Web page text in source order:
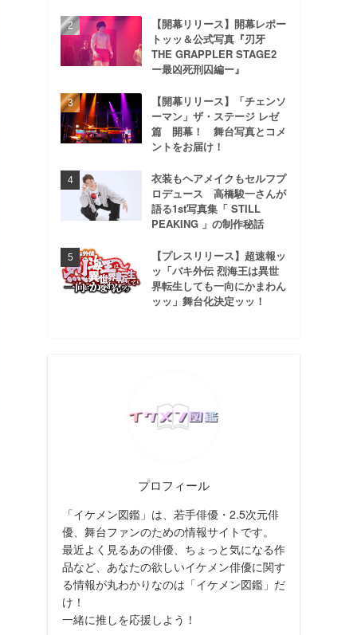
【開幕リリース】開幕レポー
トッッ＆公式写真『刃牙
THE GRAPPLER STAGE2
ー最凶死刑囚編ー』
【開幕リリース】「チェンソ
ーマン」ザ・ステージ レゼ
篇 開幕！ 舞台写真とコメ
ントをお届け！
衣装もヘアメイクもセルフプ
ロデュース 高橋駿一さんが
語る1st写真集「 STILL
PEAKING 」の制作秘話
【プレスリリース】超速報ッ
ッ「バキ外伝 烈海王は異世
界転生しても一向にかまわん
ッッ」舞台化決定ッッ！
プロフィール
「イケメン図鑑」は、若手俳優・2.5次元俳
優、舞台ファンのための情報サイトです。
最近よく見るあの俳優、ちょっと気になる作
品など、あなたの欲しいイケメン俳優に関す
る情報が丸わかりなのは「イケメン図鑑」だ
け！
一緒に推しを応援しよう！